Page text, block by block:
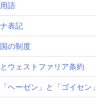
語
表記
の制度
ウェストファリア条約
ヘーゼン」と「ゴイセン」